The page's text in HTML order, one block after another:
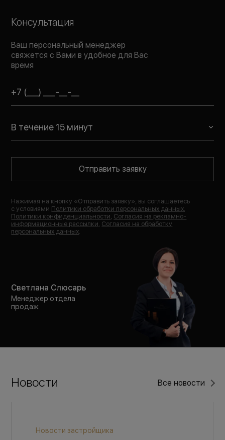
Консультация
Ваш персональный менеджер
свяжется с Вами в удобное для Вас
время
В течение 15 минут
Отправить заявку
Нажимая на кнопку «Отправить заявку», вы соглашаетесь
с условиями Политики обработки персональных данных
Политики конфиденциальности Согласия на рекламно-
информационные рассылки Согласия на обработку
персональных данных
Светлана Слюсарь
Менеджер отдела
продаж
Новости Все новости
Новости застройщика